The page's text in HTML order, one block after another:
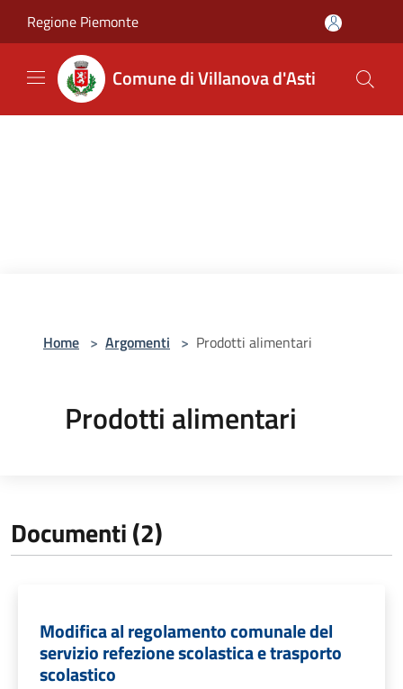
Regione Piemonte
Comune di Villanova d'Asti
Home > Argomenti > Prodotti alimentari
Prodotti alimentari
Documenti (2)
Modifica al regolamento comunale del
servizio refezione scolastica e trasporto
scolastico